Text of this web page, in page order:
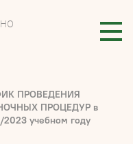
ПРОВЕДЕНИЯ
ПРОЦЕДУР в
учебном году